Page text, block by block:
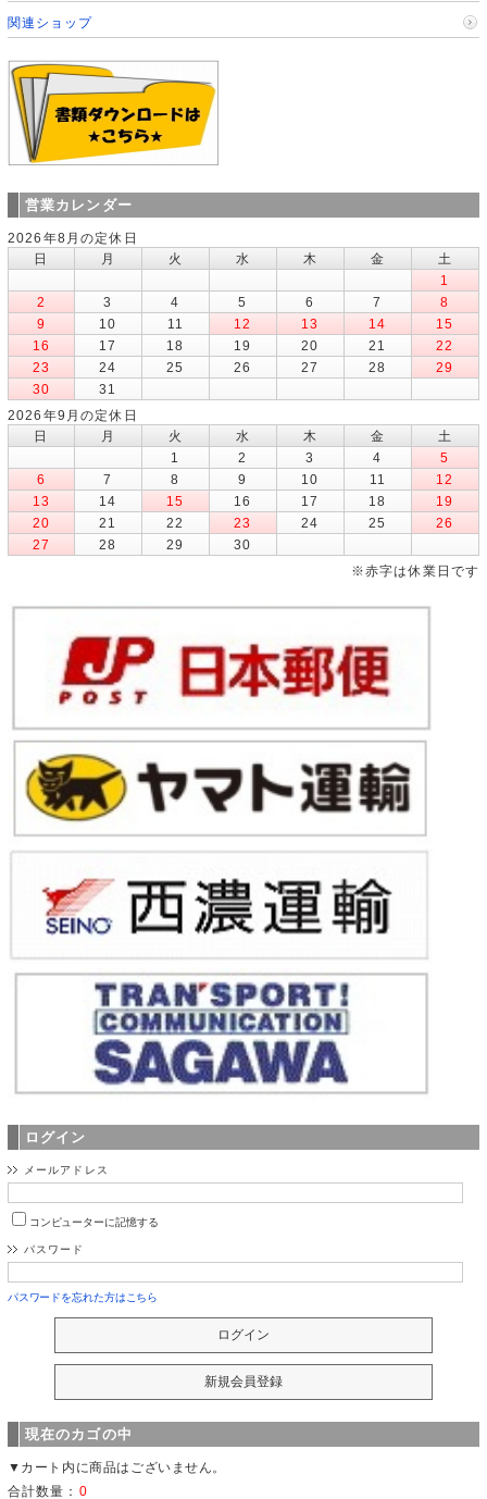
関連ショップ
営業カレンダー
2026年8月の定休日
日
月 火 水 木 金
土
1
2
3 4 5 6 7
8
9
10 11 12 13 14
15
16
17 18 19 20 21
22
23
24 25 26 27 28
29
30
31
2026年9月の定休日
日
月 火 水 木 金
土
1
2 3 4
5
6
7 8 9 10 11
12
13
14 15 16 17 18
19
20
21 22 23 24 25
26
27
28 29
30
※赤字は休業日です
ログイン
メールアドレス
コンピューターに記憶する
パスワード
パスワードを忘れた方はこちら
現在のカゴの中
▼カート内に商品はございません。
合計数量： 0